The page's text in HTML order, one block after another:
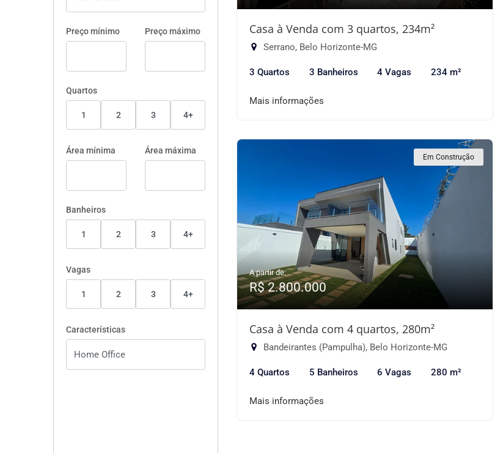
Preço mínimo Preço máximo
Quartos
1 2 3 4+
Área mínima Área máxima
Banheiros
1 2 3 4+
Vagas
1 2 3 4+
Características
Casa à Venda com 3 quartos, 234m²
Serrano, Belo Horizonte-MG
3 Quartos 3 Banheiros 4 Vagas 234 m²
Mais informações
Em Construção
A partir de:
R$ 2.800.000
Casa à Venda com 4 quartos, 280m²
Bandeirantes (Pampulha), Belo Horizonte-MG
4 Quartos 5 Banheiros 6 Vagas 280 m²
Mais informações